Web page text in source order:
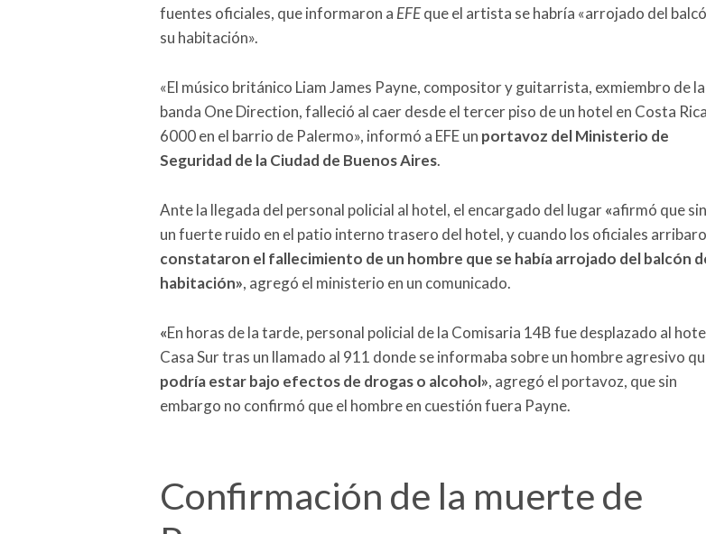
fuentes oficiales, que informaron a EFEque el artista se habría «arrojado del
su habitación».
«El músico británico Liam James Payne, compositor y guitarrista, exmiembro de la
banda One Direction, falleció al caer desde el tercer piso de un hotel en Costa
6000 en el barrio de Palermo», informó a EFE un portavoz del Ministerio de
Seguridad de la Ciudad de Buenos Aires.
Ante la llegada del personal policial al hotel, el encargado del lugar«afirmó que
un fuerte ruido en el patio interno trasero del hotel, y cuando los oficiales
constataron el fallecimiento de un hombre que se había arrojado del balcón
habitación», agregó el ministerio en un comunicado.
«En horas de la tarde, personal policial de la Comisaria 14B fue desplazado al
Casa Sur tras un llamado al 911 donde se informaba sobre un hombre agresivo
podría estar bajo efectos de drogas o alcohol», agregó el portavoz, que sin
embargo no confirmó que el hombre en cuestión fuera Payne.
Confirmación de la muerte de